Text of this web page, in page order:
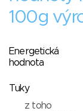
100g
Energetická
hodnota
Tuky
z toho